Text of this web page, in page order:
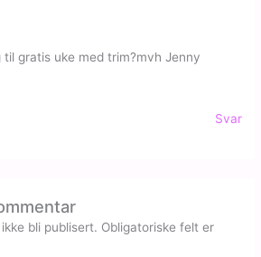
til gratis uke med trim?mvh Jenny
Svar
bli publisert. Obligatoriske felt er